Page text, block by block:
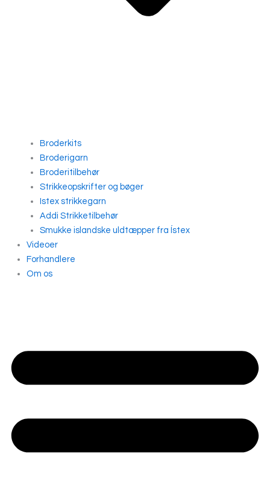
Broderkits
Broderigarn
Broderitilbehør
Strikkeopskrifter og bøger
Istex strikkegarn
Addi Strikketilbehør
Smukke islandske uldtæpper fra Ístex
Videoer
Forhandlere
Om os